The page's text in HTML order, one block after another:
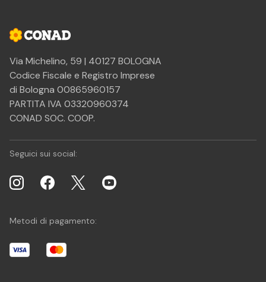
Via Michelino, 59 | 40127 BOLOGNA
Codice Fiscale e Registro Imprese
di Bologna 00865960157
PARTITA IVA 03320960374
CONAD SOC. COOP.
Seguici sui social:
Metodi di pagamento: